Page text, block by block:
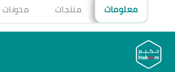
معلومات منتجات مدونات